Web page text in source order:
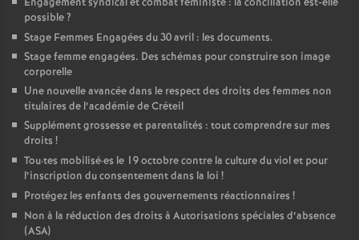
possible?
Stage Femmes Engagées du 30 avril : les documents.
Stage femme engagées. Des schémas pour construire son image
corporelle
Une nouvelle avancée dans le respect des droits des femmes non
titulaires de l’académie de Créteil
Supplément grossesse et parentalités : tout comprendre sur mes
droits !
Tou·tes mobilisé·es le 19 octobre contre la culture du viol et pour
l’inscription du consentement dans la loi !
Protégez les enfants des gouvernements réactionnaires !
Non à la réduction des droits à Autorisations spéciales d’absence
(ASA)